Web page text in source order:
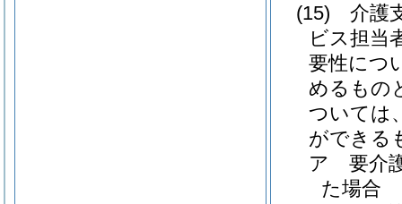
(15)
介護
ビス担当
要性につ
めるもの
ついては
ができる
ア
要介
た場合